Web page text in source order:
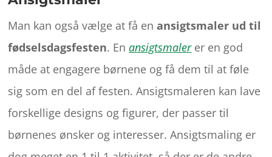
Man kan også vælge at få enansigtsmaler ud til
fødselsdagsfesten. Enansigtsmalerer en god
måde at engagere børnene og få dem til at føle
sig som en del af festen. Ansigtsmaleren kan lave
forskellige designs og figurer, der passer til
børnenes ønsker og interesser. Ansigtsmaling er